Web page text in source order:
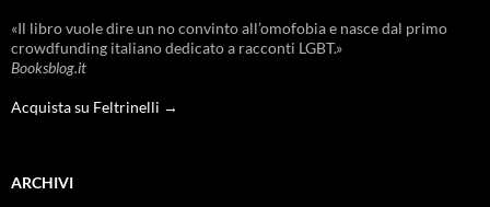
«Il libro vuole dire un no convinto all’omofobia e nasce dal primo
crowdfunding italiano dedicato a racconti LGBT.»
Booksblog.it
Acquista su Feltrinelli →
ARCHIVI